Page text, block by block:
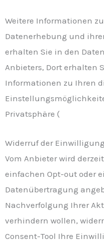
Weitere Informationen
Datenerhebung und
erhalten Sie in den
Anbieters, Dort erhalten
Informationen zu Ihren
Privatsphäre (
Widerruf der
Vom Anbieter wird
einfachen Opt-out oder
Datenübertragung
Nachverfolgung Ihrer
verhindern wollen,
Consent-Tool Ihre